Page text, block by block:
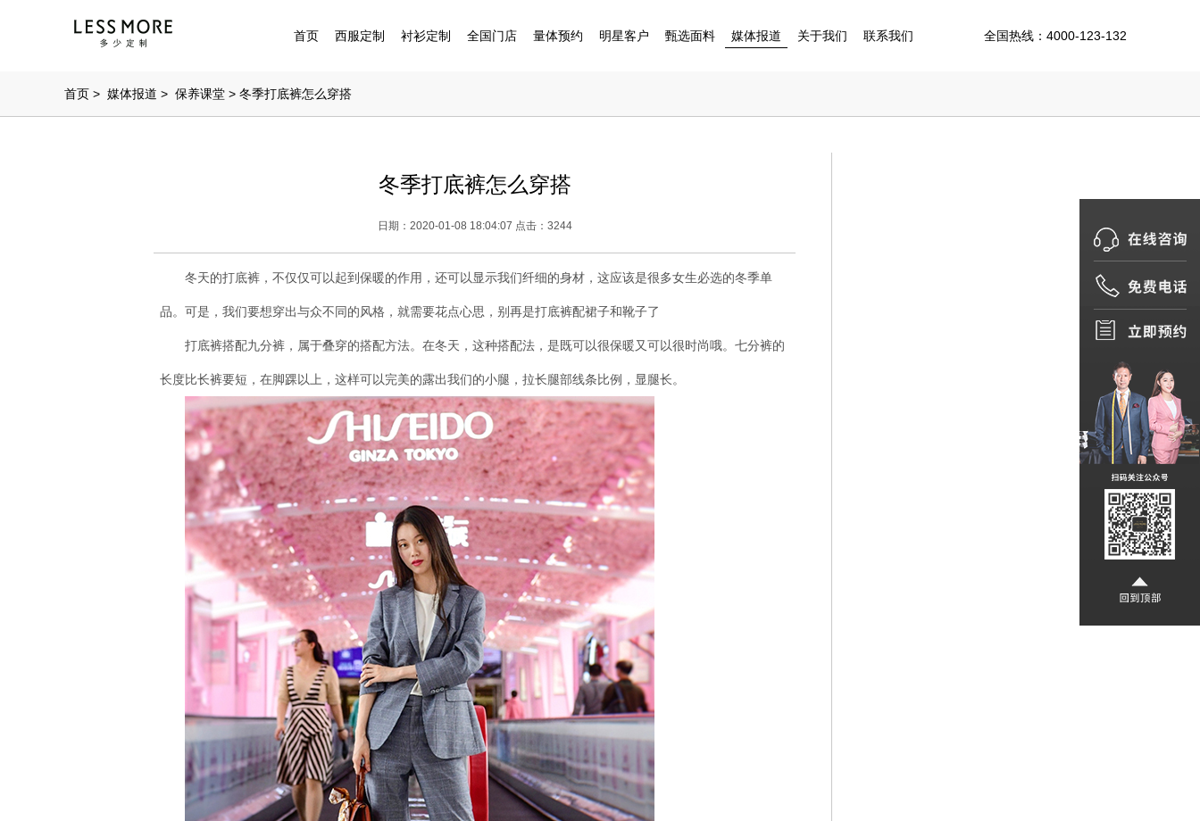
首页 西服定制 衬衫定制 全国门店 量体预约 明星客户 甄选面料 媒体报道 关于我们 联系我们 全国热线： 4000-123-132
首页 > 媒体报道 > 保养课堂 > 冬季打底裤怎么穿搭
冬季打底裤怎么穿搭
日期：2020-01-08 18:04:07 点击：3244
冬天的打底裤，不仅仅可以起到保暖的作用，还可以显示我们纤细的身材，这应该是很多女生必选的冬季单
品。可是，我们要想穿出与众不同的风格，就需要花点心思，别再是打底裤配裙子和靴子了
打底裤搭配九分裤，属于叠穿的搭配方法。在冬天，这种搭配法，是既可以很保暖又可以很时尚哦。七分裤的
长度比长裤要短，在脚踝以上，这样可以完美的露出我们的小腿，拉长腿部线条比例，显腿长。